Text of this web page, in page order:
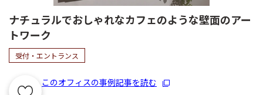
ナチュラルでおしゃれなカフェのような壁面のアー
トワーク
受付・エントランス
このオフィスの事例記事を読む